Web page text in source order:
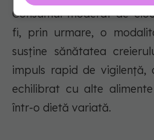
Consumul moderat de
fi, prin urmare, o
susține sănătatea
impuls rapid de
echilibrat cu alte
într-o dietă variată.